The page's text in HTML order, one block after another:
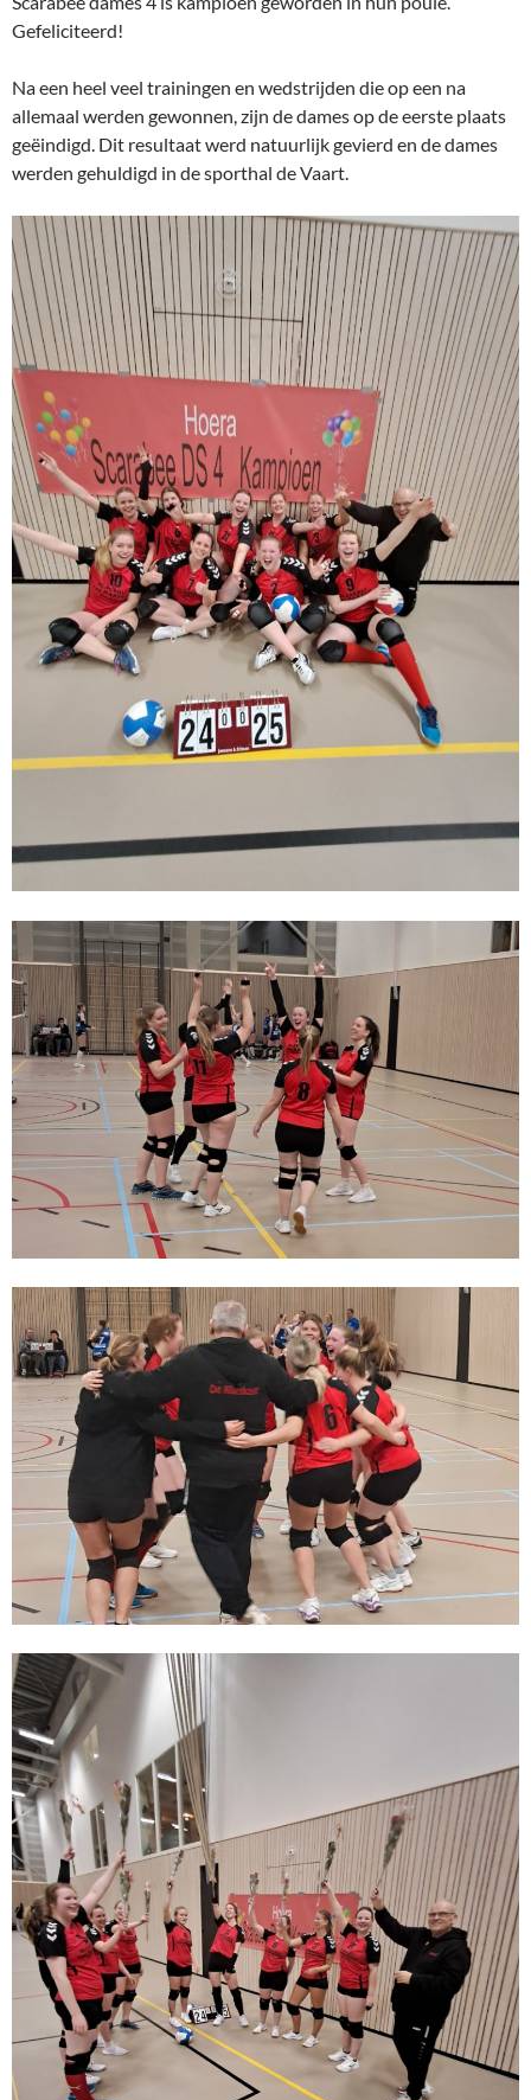
Gefeliciteerd!
Na een heel veel trainingen en wedstrijden die op een na
allemaal werden gewonnen, zijn de dames op de eerste plaats
geëindigd. Dit resultaat werd natuurlijk gevierd en de dames
werden gehuldigd in de sporthal de Vaart.